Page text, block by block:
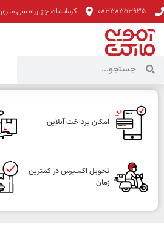
08338353935 کرمانشاه، چهارراه سی متری
امکان پرداخت آنلاین
تحویل اکسپرس در کمترین
زمان